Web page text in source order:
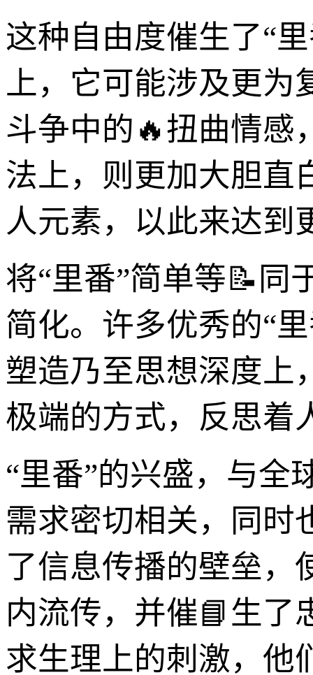
这种自由度催生了“
上，它可能涉及更为
斗争中的🔥扭曲情感
法上，则更加大胆直
人元素，以此来达到
将“里番”简单等📝同
简化。许多优秀的“
塑造乃至思想深度上
极端的方式，反思着
“里番”的兴盛，与全
需求密切相关，同时
了信息传播的壁垒，
内流传，并催📘生了
求生理上的刺激，他